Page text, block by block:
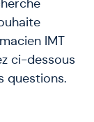
IMT
ci-dessous
questions.